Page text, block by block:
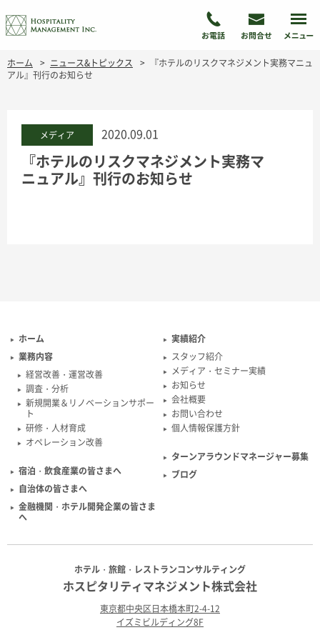
ホーム ニュース&トピックス
『ホテルのリスクマネジメント実務マニュ
アル』刊行のお知らせ
メディア 2020.09.01
『ホテルのリスクマネジメント実務マ
ニュアル』刊行のお知らせ
ホーム
業務内容
経営改善・運営改善
調査・分析
新規開業＆リノベーションサポー
ト
研修・人材育成
オペレーション改善
宿泊・飲食産業の皆さまへ
自治体の皆さまへ
金融機関・ホテル開発企業の皆さま
へ
実績紹介
スタッフ紹介
メディア・セミナー実績
お知らせ
会社概要
お問い合わせ
個人情報保護方針
ターンアラウンドマネージャー募集
ブログ
ホテル・旅館・レストランコンサルティング
ホスピタリティマネジメント株式会社
東京都中央区日本橋本町2-4-12
イズミビルディング8F